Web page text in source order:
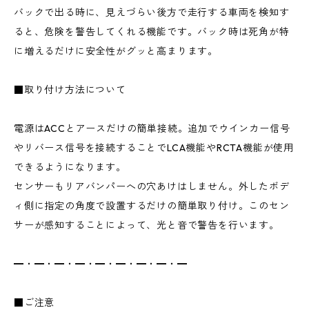
バックで出る時に、見えづらい後方で走行する車両を検知す
ると、危険を警告してくれる機能です。バック時は死角が特
に増えるだけに安全性がグッと高まります。
■取り付け方法について
電源はACCとアースだけの簡単接続。追加でウインカー信号
やリバース信号を接続することでLCA機能やRCTA機能が使用
できるようになります。
センサーもリアバンパーへの穴あけはしません。外したボデ
ィ側に指定の角度で設置するだけの簡単取り付け。このセン
サーが感知することによって、光と音で警告を行います。
━・━・━・━・━・━・━・━・━
■ご注意